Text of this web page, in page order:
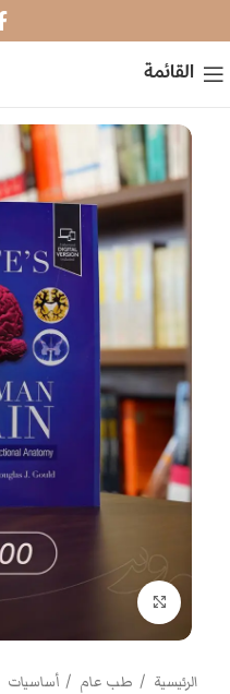
القائمة
الرئيسية طب عام أساسيات